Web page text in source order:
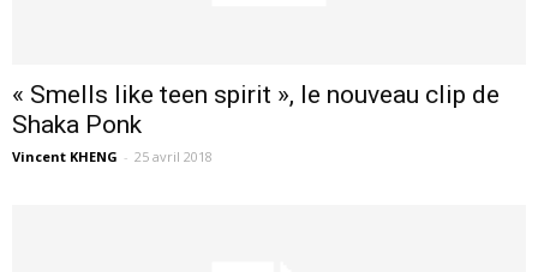
« Smells like teen spirit », le nouveau clip de
Shaka Ponk
Vincent KHENG - 25 avril 2018